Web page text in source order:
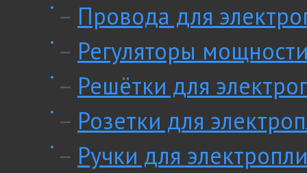
– Провода для
– Регуляторы
– Решётки для
– Розетки для
– Ручки для